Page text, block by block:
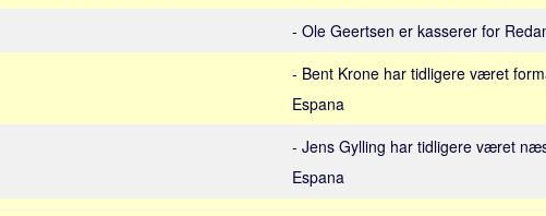
- Ole Geertsen er kasserer for
- Bent Krone har tidligere været
Espana
- Jens Gylling har tidligere været
Espana